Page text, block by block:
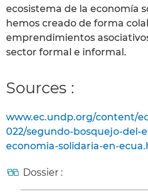
ecosistema de la economía
hemos creado de forma
emprendimientos
sector formal e informal.
Sources :
www.ec.undp.org/content/
022/segundo-bosquejo-del-
economia-solidaria-en-
Dossier :